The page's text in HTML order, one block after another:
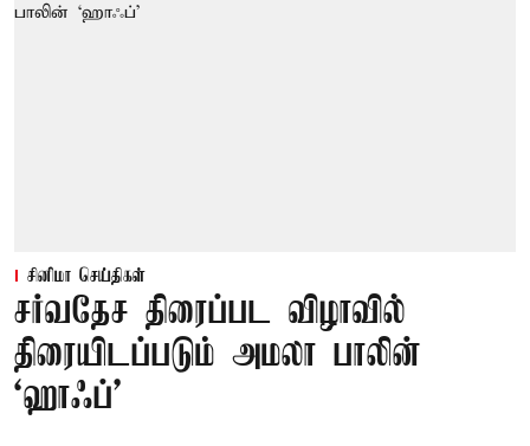
சினிமா செய்திகள்
சர்வதேச திரைப்பட விழாவில்
திரையிடப்படும் அமலா பாலின்
‘ஹாஃப்’